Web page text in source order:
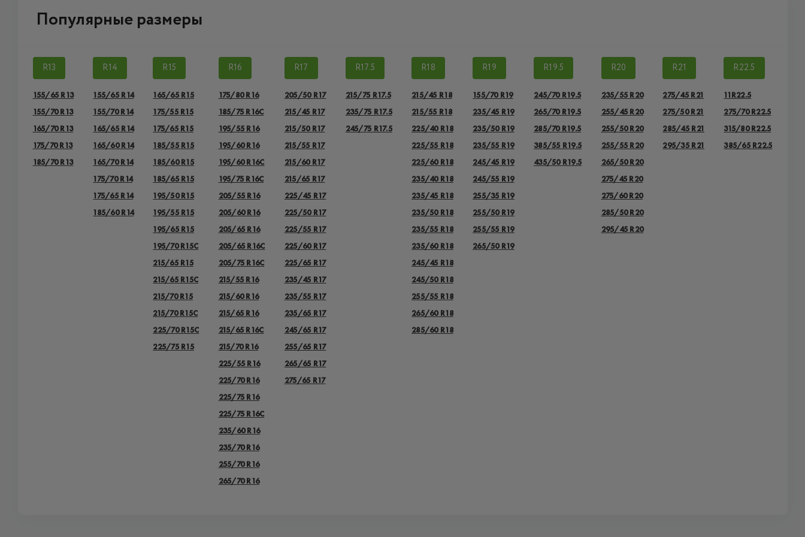
Популярные размеры
R13
155/65 R13
155/70 R13
165/70 R13
175/70 R13
185/70 R13
R14
155/65 R14
155/70 R14
165/65 R14
165/60 R14
165/70 R14
175/70 R14
175/65 R14
185/60 R14
R15
165/65 R15
175/55 R15
175/65 R15
185/55 R15
185/60 R15
185/65 R15
195/50 R15
195/55 R15
195/65 R15
195/70 R15C
215/65 R15
215/65 R15C
215/70 R15
215/70 R15C
225/70 R15C
225/75 R15
R16
175/80 R16
185/75 R16C
195/55 R16
195/60 R16
195/60 R16C
195/75 R16C
205/55 R16
205/60 R16
205/65 R16
205/65 R16C
205/75 R16C
215/55 R16
215/60 R16
215/65 R16
215/65 R16C
215/70 R16
225/55 R16
225/70 R16
225/75 R16
225/75 R16C
235/60 R16
235/70 R16
255/70 R16
265/70 R16
R17
205/50 R17
215/45 R17
215/50 R17
215/55 R17
215/60 R17
215/65 R17
225/45 R17
225/50 R17
225/55 R17
225/60 R17
225/65 R17
235/45 R17
235/55 R17
235/65 R17
245/65 R17
255/65 R17
265/65 R17
275/65 R17
R17.5
215/75 R17.5
235/75 R17.5
245/75 R17.5
R18
215/45 R18
215/55 R18
225/40 R18
225/55 R18
225/60 R18
235/40 R18
235/45 R18
235/50 R18
235/55 R18
235/60 R18
245/45 R18
245/50 R18
255/55 R18
265/60 R18
285/60 R18
R19
155/70 R19
235/45 R19
235/50 R19
235/55 R19
245/45 R19
245/55 R19
255/35 R19
255/50 R19
255/55 R19
265/50 R19
R19.5
245/70 R19.5
265/70 R19.5
285/70 R19.5
385/55 R19.5
435/50 R19.5
R20
235/55 R20
255/45 R20
255/50 R20
255/55 R20
265/50 R20
275/45 R20
275/60 R20
285/50 R20
295/45 R20
R21
275/45 R21
275/50 R21
285/45 R21
295/35 R21
R22.5
11R22.5
275/70 R22.5
315/80 R22.5
385/65 R22.5